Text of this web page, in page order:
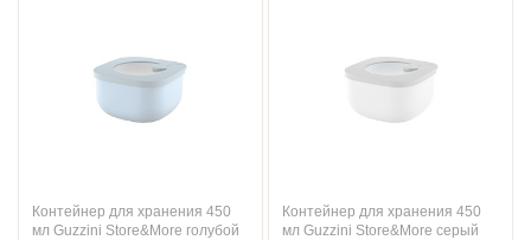
Контейнер для хранения 450
мл Guzzini Store&More голубой
Контейнер для хранения 450
мл Guzzini Store&More серый